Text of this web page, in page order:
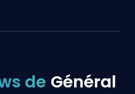
de Général